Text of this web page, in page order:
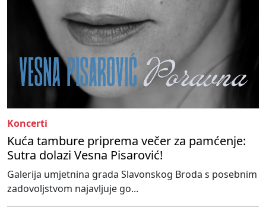
Koncerti
Kuća tambure priprema večer za pamćenje:
Sutra dolazi Vesna Pisarović!
Galerija umjetnina grada Slavonskog Broda s posebnim
zadovoljstvom najavljuje go...